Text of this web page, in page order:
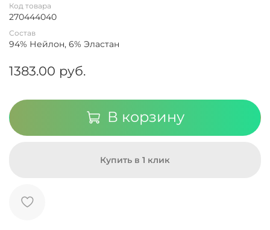
Код товара
270444040
Состав
94% Нейлон, 6% Эластан
1383.00 руб.
В корзину
Купить в 1 клик